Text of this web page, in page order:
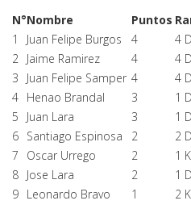
N°Nombre Puntos
1
Juan Felipe Burgos 4 4
2 Jaime Ramirez 4 4
3
Juan Felipe Samper 4 4
4 Henao Brandal 3 1
5
Juan Lara 3 1
6 Santiago Espinosa 2 2
7
Oscar Urrego 2 1
8 Jose Lara 2 1
9 Leonardo Bravo 1 2